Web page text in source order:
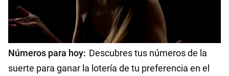
Números para hoy: Descubres tus números de la
suerte para ganar la lotería de tu preferencia en el